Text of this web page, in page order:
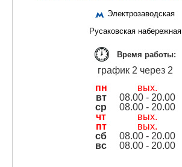
Электрозаводская
Русаковская набережная
Время работы:
график 2 через 2
пн
вых.
вт
08.00 - 20.00
ср
08.00 - 20.00
чт
вых.
пт
вых.
сб
08.00 - 20.00
вс
08.00 - 20.00